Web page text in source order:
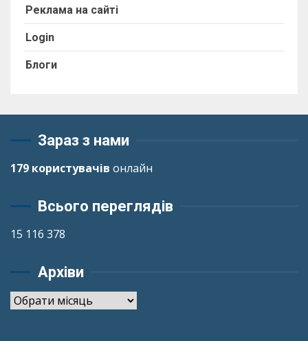
Реклама на сайті
Login
Блоги
Зараз з нами
179 користувачів онлайн
Всього переглядів
15 116 378
Архіви
Архіви